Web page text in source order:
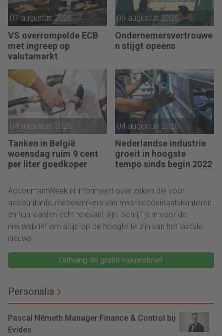
07 augustus 2026
VS overrompelde ECB
met ingreep op
valutamarkt
06 augustus 2026
Ondernemersvertrouwe
n stijgt opeens
04 augustus 2026
Tanken in België
woensdag ruim 9 cent
per liter goedkoper
04 augustus 2026
Nederlandse industrie
groeit in hoogste
tempo sinds begin 2022
AccountantWeek.nl informeert over zaken die voor
accountants, medewerkers van mkb-accountantskantoren
en hun klanten écht relevant zijn. Schrijf je in voor de
nieuwsbrief om altijd op de hoogte te zijn van het laatste
nieuws.
Ontvang de gratis nieuwsbrief
Personalia
Pascal Németh Manager Finance & Control bij
Evides